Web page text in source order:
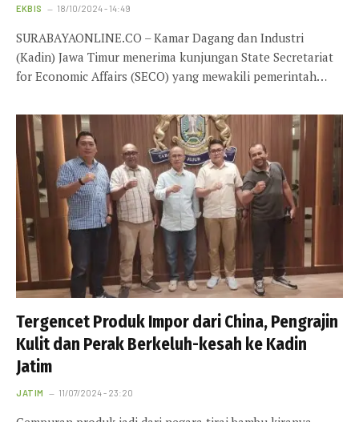
EKBIS 18/10/2024 - 14:49
SURABAYAONLINE.CO – Kamar Dagang dan Industri
(Kadin) Jawa Timur menerima kunjungan State Secretariat
for Economic Affairs (SECO) yang mewakili pemerintah…
Tergencet Produk Impor dari China, Pengrajin
Kulit dan Perak Berkeluh-kesah ke Kadin
Jatim
JATIM 11/07/2024 - 23:20